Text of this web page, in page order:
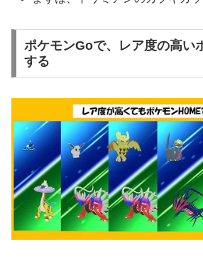
ポケモンGoで、レア度の高い
する